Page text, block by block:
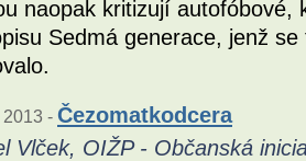
naopak kritizují
Sedmá generace, jenž
2013 - Čezomatkodcera
Vlček, OIŽP - Občanská